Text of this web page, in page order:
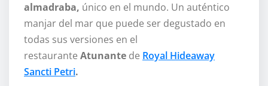
almadraba, único en el mundo. Un auténtico
manjar del mar que puede ser degustado en
todas sus versiones en el
restaurante Atunante de Royal Hideaway
Sancti Petri.